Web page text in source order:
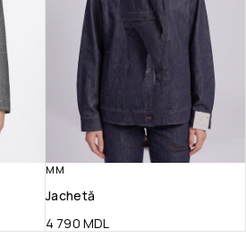
MM
Jachetă
4 790 MDL